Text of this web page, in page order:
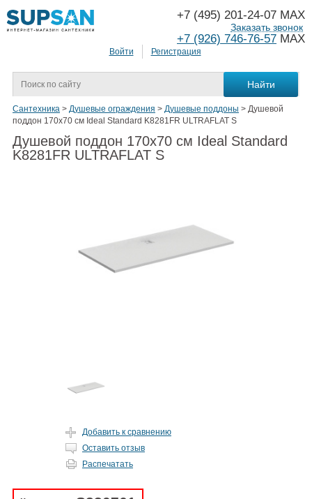
Войти Регистрация
+7 (495) 201-24-07 MAX
+7 (926) 746-76-57 MAX
Заказать звонок
Сантехника > Душевые ограждения > Душевые поддоны > Душевой
поддон 170х70 см Ideal Standard K8281FR ULTRAFLAT S
Душевой поддон 170х70 см Ideal Standard
K8281FR ULTRAFLAT S
Добавить к сравнению
Оставить отзыв
Распечатать